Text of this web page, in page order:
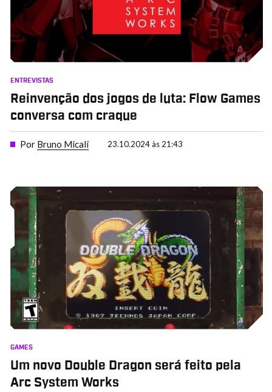
ENTREVISTAS
Reinvenção dos jogos de luta: Flow Games
conversa com craque
Por Bruno Micali 23.10.2024 às 21:43
GAMES
Um novo Double Dragon será feito pela
Arc System Works